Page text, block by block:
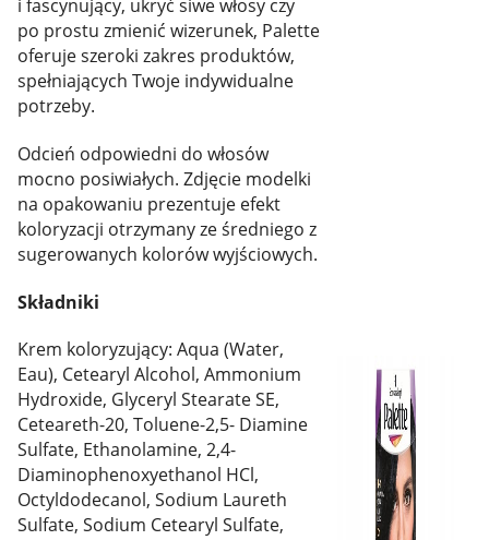
i fascynujący, ukryć siwe włosy czy
po prostu zmienić wizerunek, Palette
oferuje szeroki zakres produktów,
spełniających Twoje indywidualne
potrzeby.
Odcień odpowiedni do włosów
mocno posiwiałych. Zdjęcie modelki
na opakowaniu prezentuje efekt
koloryzacji otrzymany ze średniego z
sugerowanych kolorów wyjściowych.
Składniki
Krem koloryzujący: Aqua (Water,
Eau), Cetearyl Alcohol, Ammonium
Hydroxide, Glyceryl Stearate SE,
Ceteareth-20, Toluene-2,5- Diamine
Sulfate, Ethanolamine, 2,4-
Diaminophenoxyethanol HCl,
Octyldodecanol, Sodium Laureth
Sulfate, Sodium Cetearyl Sulfate,